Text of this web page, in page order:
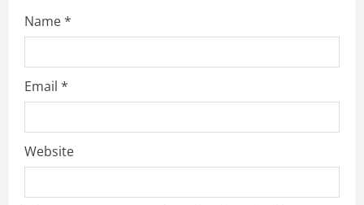
Name*
Email *
Website